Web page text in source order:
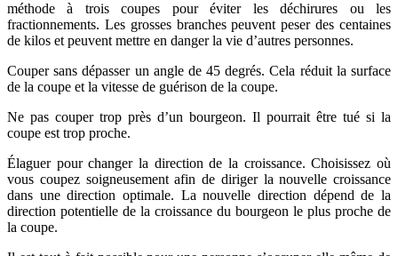
méthode à trois coupes pour éviter les déchirures ou les
fractionnements. Les grosses branches peuvent peser des centaines
de kilos et peuvent mettre en danger la vie d’autres personnes.
Couper sans dépasser un angle de 45 degrés. Cela réduit la surface
de la coupe et la vitesse de guérison de la coupe.
Ne pas couper trop près d’un bourgeon. Il pourrait être tué si la
coupe est trop proche.
Élaguer pour changer la direction de la croissance. Choisissez où
vous coupez soigneusement afin de diriger la nouvelle croissance
dans une direction optimale. La nouvelle direction dépend de la
direction potentielle de la croissance du bourgeon le plus proche de
la coupe.